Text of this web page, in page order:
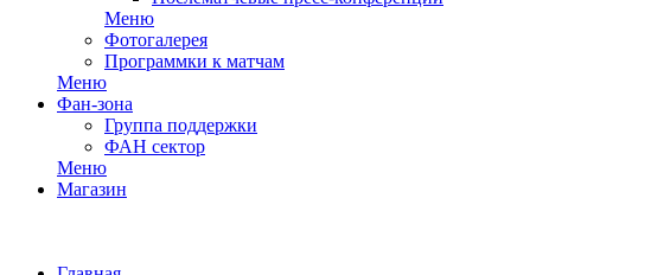
Меню
Фотогалерея
Программки к матчам
Меню
Фан-зона
Группа поддержки
ФАН сектор
Меню
Магазин